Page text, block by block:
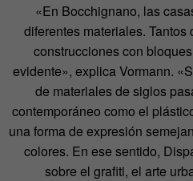
«En Bocchignano, las
diferentes materiales.
construcciones con
evidente», explica Vormann.
de materiales de siglos
contemporáneo como el
una forma de expresión
colores. En ese sentido,
sobre el grafiti, el arte